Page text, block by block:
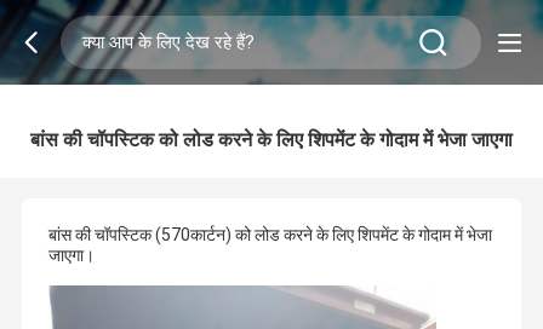
बांस की चॉपस्टिक को लोड करने के लिए शिपमेंट के गोदाम में भेजा जाएगा
बांस की चॉपस्टिक (570कार्टन) को लोड करने के लिए शिपमेंट के गोदाम में भेजा
जाएगा।